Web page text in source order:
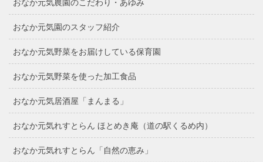
おなか元気農園のこだわり・あゆみ
おなか元気園のスタッフ紹介
おなか元気野菜をお届けしている保育園
おなか元気野菜を使った加工食品
おなか元気居酒屋「まんまる」
おなか元気れすとらん ほとめき庵（道の駅くるめ内）
おなか元気れすとらん「自然の恵み」